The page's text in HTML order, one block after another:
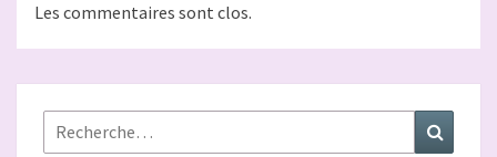
Les commentaires sont clos.
Rechercher :